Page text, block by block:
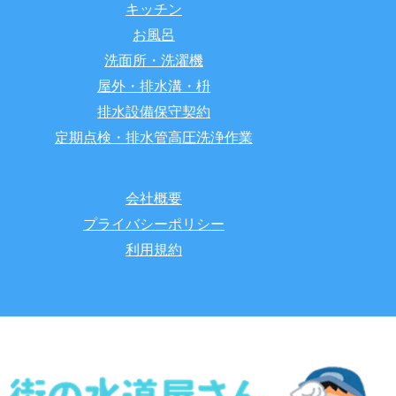
キッチン
お風呂
洗面所・洗濯機
屋外・排水溝・枡
排水設備保守契約
定期点検・排水管高圧洗浄作業
会社概要
プライバシーポリシー
利用規約